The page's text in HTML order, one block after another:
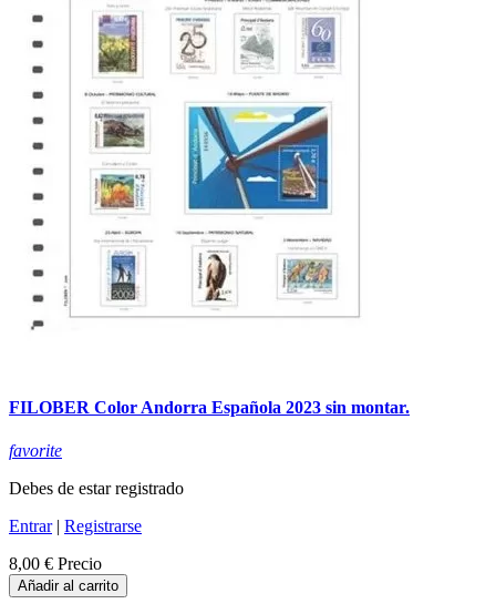
FILOBER Color Andorra Española 2023 sin montar.
favorite
Debes de estar registrado
Entrar| Registrarse
8,00 € Precio
Añadir al carrito